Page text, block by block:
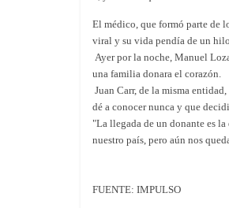
El médico, que formó parte de
viral y su vida pendía de un hilo.
Ayer por la noche, Manuel
una familia donara el corazón.
Juan Carr, de la misma
dé a conocer nunca y que
"La llegada de un donante es
nuestro país, pero aún nos
FUENTE: IMPULSO